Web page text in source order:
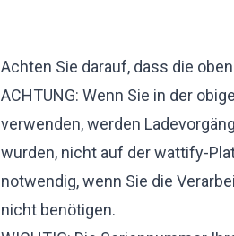
Achten Sie darauf, dass die
ACHTUNG: Wenn Sie in der
verwenden, werden
wurden, nicht auf der wattify-
notwendig, wenn Sie die
nicht benötigen.